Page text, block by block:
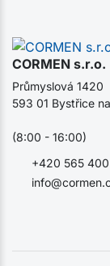
CORMEN s.r.o.
+420 565
Průmyslová 1420
593 01 Bystřice
(8:00 - 16:00)